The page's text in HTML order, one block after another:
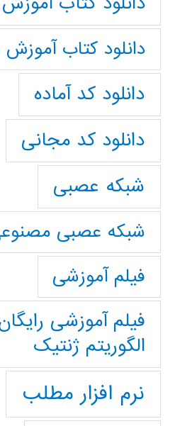
دانلود کتاب
دانلود کد آماده
دانلود کد مجانی
شبکه عصبی
شبکه عصبی
فیلم آموزشی
فیلم آموزشی
الگوریتم ژنتیک
نرم افزار مطلب